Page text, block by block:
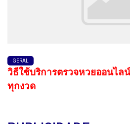
GERAL
วิธีใช้บริการตรวจหวยออนไ
ทุกงวด